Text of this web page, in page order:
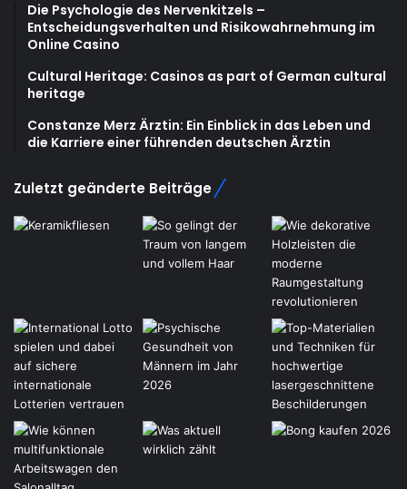
Die Psychologie des Nervenkitzels –
Entscheidungsverhalten und Risikowahrnehmung im
Online Casino
Cultural Heritage: Casinos as part of German cultural
heritage
Constanze Merz Ärztin: Ein Einblick in das Leben und
die Karriere einer führenden deutschen Ärztin
Zuletzt geänderte Beiträge